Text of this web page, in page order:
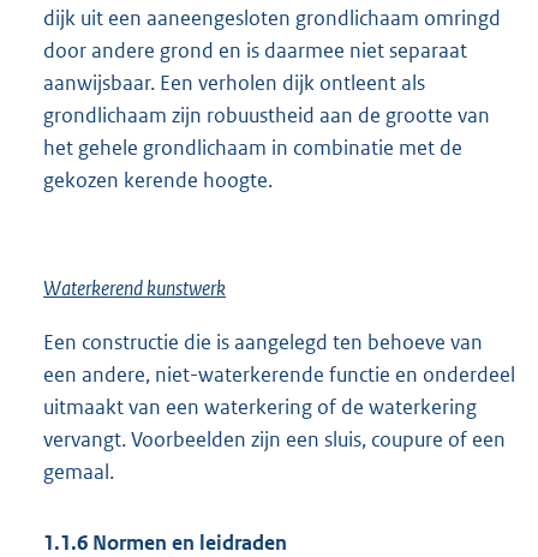
dijk uit een aaneengesloten grondlichaam omringd
door andere grond en is daarmee niet separaat
aanwijsbaar. Een verholen dijk ontleent als
grondlichaam zijn robuustheid aan de grootte van
het gehele grondlichaam in combinatie met de
gekozen kerende hoogte.
Waterkerend kunstwerk
Een constructie die is aangelegd ten behoeve van
een andere, niet-waterkerende functie en onderdeel
uitmaakt van een waterkering of de waterkering
vervangt. Voorbeelden zijn een sluis, coupure of een
gemaal.
1.1.6 Normen en leidraden